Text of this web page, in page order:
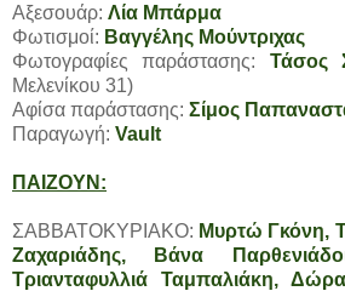
Αξεσουάρ: Λία Μπάρμα
Φωτισμοί: Βαγγέλης Μούντριχας
Φωτογραφίες παράστασης: Τάσος
Μελενίκου 31)
Αφίσα παράστασης: Σίμος
Παραγωγή: Vault
ΠΑΙΖΟΥΝ:
ΣΑΒΒΑΤΟΚΥΡΙΑΚΟ: Μυρτώ Γκόνη,
Ζαχαριάδης, Βάνα
Τριανταφυλλιά Ταμπαλιάκη,